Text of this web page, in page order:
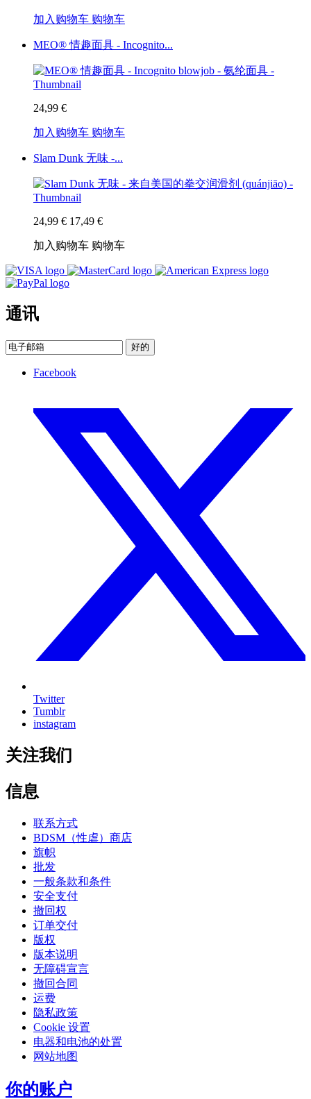
加入购物车 购物车
MEO® 情趣面具 - Incognito...
24,99 €
加入购物车 购物车
Slam Dunk 无味 -...
24,99 € 17,49 €
加入购物车 购物车
通讯
好的
Facebook
Twitter
Tumblr
instagram
关注我们
信息
联系方式
BDSM（性虐）商店
旗帜
批发
一般条款和条件
安全支付
撤回权
订单交付
版权
版本说明
无障碍宣言
撤回合同
运费
隐私政策
Cookie 设置
电器和电池的处置
网站地图
你的账户